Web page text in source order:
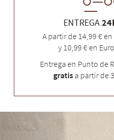
ENTREGA
A partir de 14,99 €
y 10,99 € en
Entrega en Punto de
gratisa partir de